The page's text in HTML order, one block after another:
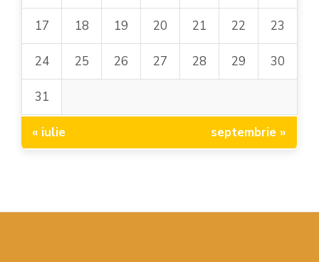
17 18 19 20 21 22 23
24 25 26 27 28 29 30
31
« iulie septembrie »